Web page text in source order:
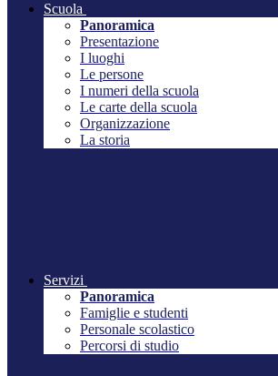
Scuola
Panoramica
Presentazione
I luoghi
Le persone
I numeri della scuola
Le carte della scuola
Organizzazione
La storia
Servizi
Panoramica
Famiglie e studenti
Personale scolastico
Percorsi di studio